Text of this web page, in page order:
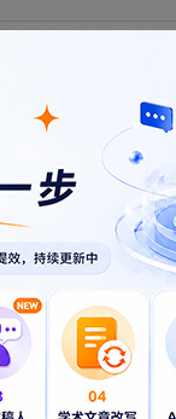
Through Artificial
Zhou, Qingwei
21582440261454397
and Proactive
Ethnic
Syed Arslan; Idrees,
21582440261454451
Demand
21582440261423747
A Case
21582440261426946
辑的稿件，不仅能满足